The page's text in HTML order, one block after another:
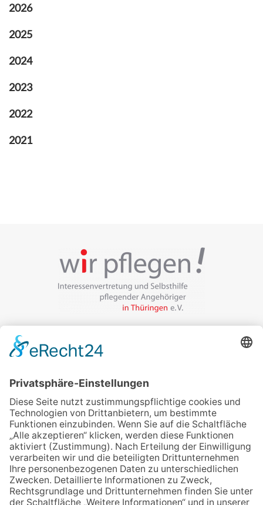
2026
2025
2024
2023
2022
2021
Veranstalter:
wir pflegen in Thüringen e.V.
99085 Erfurt
Email schreiben
Uns unterstützen / Spenden
Alle Termine
Übersichtskarte